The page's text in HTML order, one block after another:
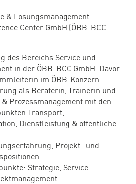
& Lösungsmanagement
Center GmbH (ÖBB-BCC
des Bereichs Service und
in der ÖBB-BCC GmbH. Davor
im ÖBB-Konzern.
als Beraterin, Trainerin und
Prozessmanagement mit den
Transport,
Dienstleistung & öffentliche
Projekt- und
Strategie, Service